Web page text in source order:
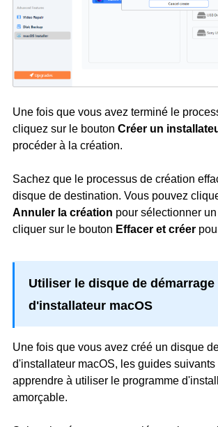
Une fois que vous avez terminé le
cliquez sur le bouton Créer un
procéder à la création.
Sachez que le processus de création
disque de destination. Vous pouvez
Annuler la création pour sélectionner
cliquer sur le bouton Effacer et créer
Utiliser le disque de démarrage
d'installateur macOS
Une fois que vous avez créé un disque
d'installateur macOS, les guides
apprendre à utiliser le programme
amorçable.